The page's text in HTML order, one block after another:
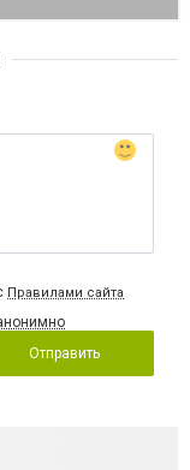
Правилами сайта
Отправить